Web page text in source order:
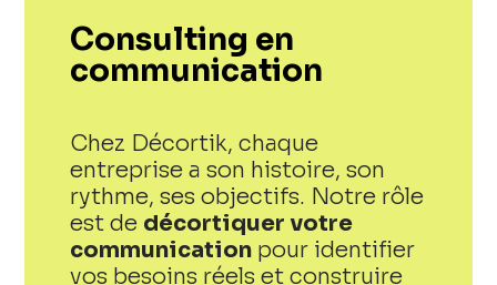
Consulting en
communication
Chez Décortik, chaque
entreprise a son histoire, son
rythme, ses objectifs. Notre rôle
est de décortiquer votre
communicationpour identifier
vos besoins réels et construire